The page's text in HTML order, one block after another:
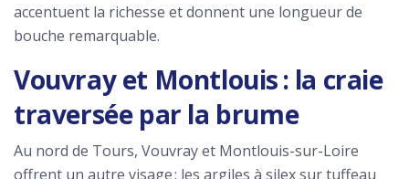
accentuent la richesse et donnent une longueur de
bouche remarquable.
Vouvray et Montlouis : la craie
traversée par la brume
Au nord de Tours, Vouvray et Montlouis-sur-Loire
offrent un autre visage : les argiles à silex sur tuffeau